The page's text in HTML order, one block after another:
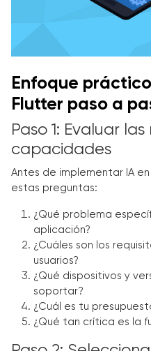
Enfoque
Flutter paso a
Paso 1: Evaluar
capacidades
Antes de implementar IA
estas preguntas:
¿Qué problema
aplicación?
¿Cuáles son los
usuarios?
¿Qué dispositivos y
soportar?
¿Cuál es tu
¿Qué tan crítica es la